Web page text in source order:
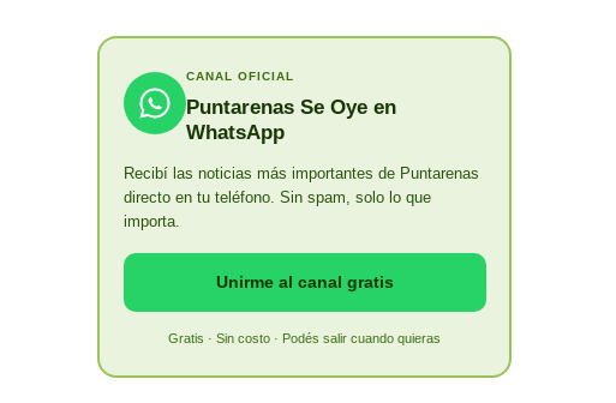
CANAL OFICIAL
Puntarenas Se Oye en
WhatsApp
Recibí las noticias más importantes de Puntarenas
directo en tu teléfono. Sin spam, solo lo que
importa.
Unirme al canal gratis
Gratis · Sin costo · Podés salir cuando quieras